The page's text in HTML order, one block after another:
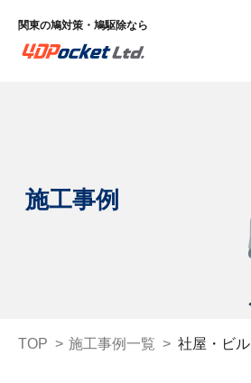
施工事例
TOP > 施工事例一覧 > 社屋・ビル